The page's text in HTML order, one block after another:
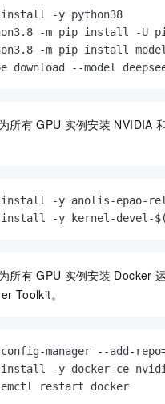
install -y python38
-m pip install -U
-m pip install
download --model
所有 GPU 实例安装 NVIDIA
install -y anolis-epao-
install -y kernel-devel-
所有 GPU 实例安装 Docker
Toolkit。
manager --add-
install -y docker-ce
restart docker